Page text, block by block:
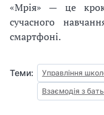
«Мрія» — це
сучасного
смартфоні.
Теми: Управління
Взаємодія з